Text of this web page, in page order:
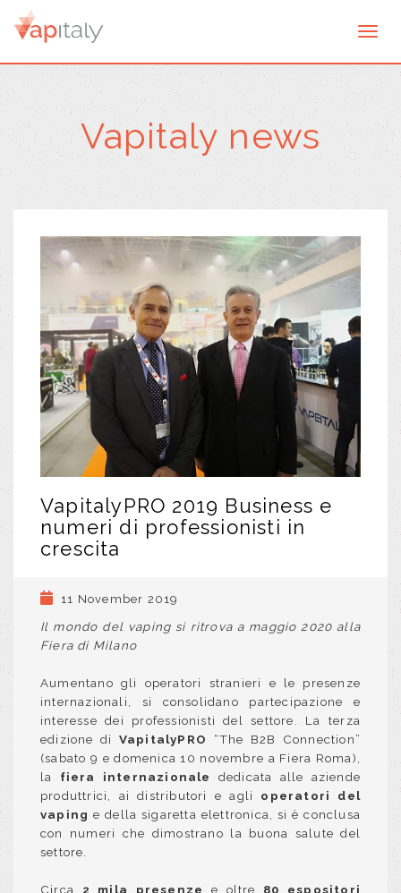
Vapitaly news
VapitalyPRO 2019 Business e
numeri di professionisti in
crescita
11 November 2019
Il mondo del vaping si ritrova a maggio 2020 alla
Fiera di Milano
Aumentano gli operatori stranieri e le presenze
internazionali, si consolidano partecipazione e
interesse dei professionisti del settore. La terza
edizione di VapitalyPRO
“The B2B Connection”
(sabato 9 e domenica 10 novembre a Fiera Roma),
la fiera internazionale
dedicata alle aziende
produttrici, ai distributori e agli operatori del
vaping e della sigaretta elettronica, si è conclusa
con numeri che dimostrano la buona salute del
settore.
Circa 2 mila presenze e oltre 80 espositori